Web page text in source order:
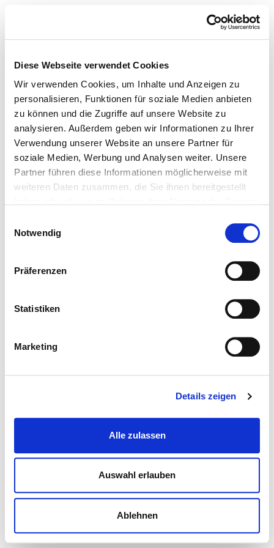
Diese Webseite verwendet Cookies
Wir verwenden Cookies, um Inhalte und Anzeigen zu
personalisieren, Funktionen für soziale Medien anbieten
zu können und die Zugriffe auf unsere Website zu
analysieren. Außerdem geben wir Informationen zu Ihrer
Verwendung unserer Website an unsere Partner für
soziale Medien, Werbung und Analysen weiter. Unsere
Partner führen diese Informationen möglicherweise mit
weiteren Daten zusammen, die Sie ihnen bereitgestellt
Notwendig
Präferenzen
Statistiken
Marketing
Details zeigen
Alle zulassen
Auswahl erlauben
Ablehnen